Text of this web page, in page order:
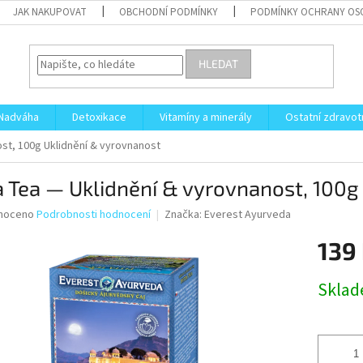
JAK NAKUPOVAT OBCHODNÍ PODMÍNKY PODMÍNKY OCHRANY
HLEDAT
Detoxikace Vitamíny a minerály Ostatní
100g Uklidnění & vyrovnanost
Tea — Uklidnění & vyrovnanost, 100g
Podrobnosti hodnocení Značka: Everest Ayurveda
139
cena: